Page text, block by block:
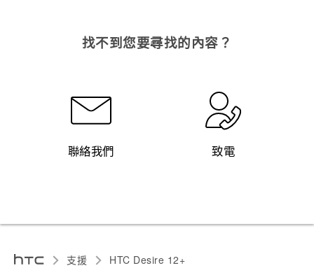
找不到您要尋找的內容？
聯絡我們 致電
支援 HTC Desire 12+‎